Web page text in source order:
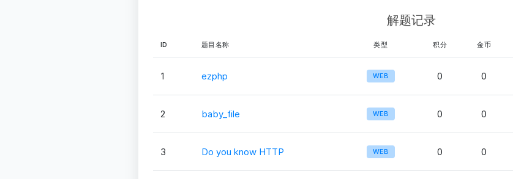
解题记录
ID 题目名称 类型 积分 金币
1 ezphp WEB 0 0
2 baby_file WEB 0 0
3 Do you know HTTP WEB 0 0